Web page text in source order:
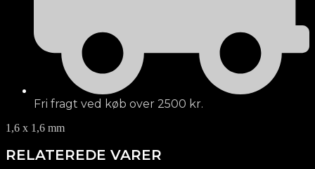
Fri fragt ved køb over 2500 kr.
1,6 x 1,6 mm
RELATEREDE VARER